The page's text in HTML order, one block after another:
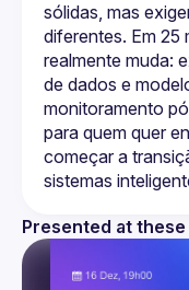
sólidas, mas
diferentes. Em 25
realmente muda:
de dados e
monitoramento
para quem quer
começar a
Presented at these